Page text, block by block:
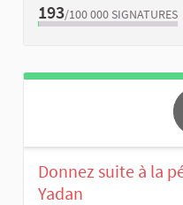
193/100 000 SIGNATURES
Donnez suite à la
Yadan